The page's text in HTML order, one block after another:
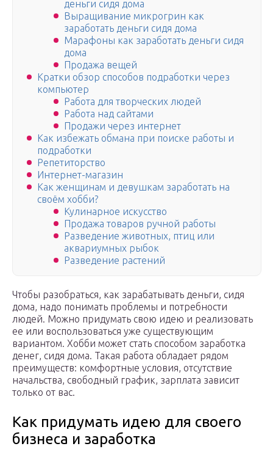
деньги сидя дома
Выращивание микрогрин как
заработать деньги сидя дома
Марафоны как заработать деньги сидя
дома
Продажа вещей
Кратки обзор способов подработки через
компьютер
Работа для творческих людей
Работа над сайтами
Продажи через интернет
Как избежать обмана при поиске работы и
подработки
Репетиторство
Интернет-магазин
Как женщинам и девушкам заработать на
своём хобби?
Кулинарное искусство
Продажа товаров ручной работы
Разведение животных, птиц или
аквариумных рыбок
Разведение растений
Чтобы разобраться, как зарабатывать деньги, сидя
дома, надо понимать проблемы и потребности
людей. Можно придумать свою идею и реализовать
ее или воспользоваться уже существующим
вариантом. Хобби может стать способом заработка
денег, сидя дома. Такая работа обладает рядом
преимуществ: комфортные условия, отсутствие
начальства, свободный график, зарплата зависит
только от вас.
Как придумать идею для своего
бизнеса и заработка